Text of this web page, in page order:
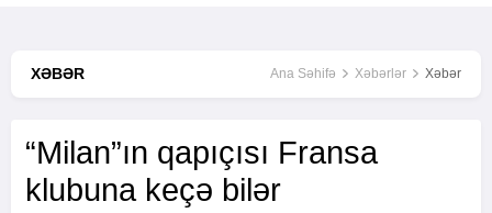
XƏBƏR Ana Səhifə Xəbərlər Xəbər
“Milan”ın qapıçısı Fransa
klubuna keçə bilər